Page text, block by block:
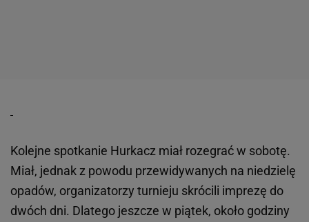
Kolejne spotkanie Hurkacz miał rozegrać w sobotę.
Miał, jednak z powodu przewidywanych na niedzielę
opadów, organizatorzy turnieju skrócili imprezę do
dwóch dni. Dlatego jeszcze w piątek, około godziny